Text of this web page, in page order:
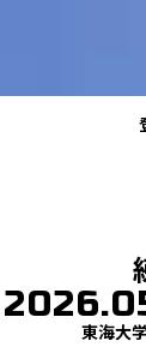
東海大